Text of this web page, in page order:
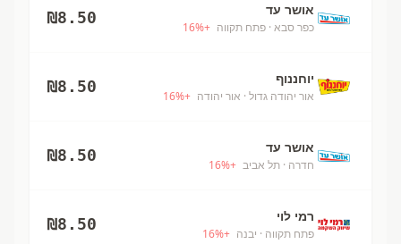
אושר עד
כפר סבא · פתח תקווה +
16%
₪8.50
יוחננוף
אור יהודה גדול · אור יהודה +
16%
₪8.50
אושר עד
חדרה · תל אביב +
16%
₪8.50
רמי לוי
פתח תקווה · יבנה +
16%
₪8.50